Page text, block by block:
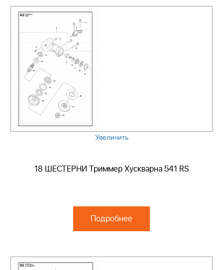
Увеличить
18 ШЕСТЕРНИ Триммер Хускварна 541 RS
Подробнее